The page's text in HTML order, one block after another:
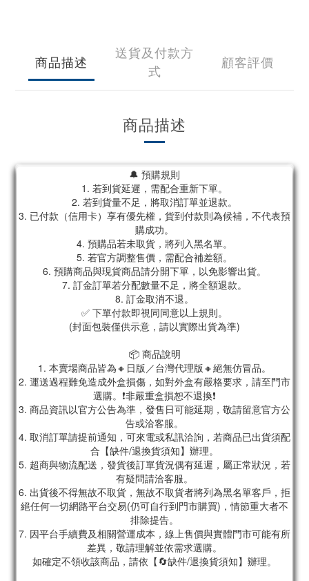
商品描述
送貨及付款方
式
顧客評價
商品描述
🔔 預購規則
1. 若到貨延遲，需配合重新下單。
2. 若到貨量不足，將取消訂單並退款。
3. 已付款（信用卡）享有優先權，貨到付款則為候補，不代表預
購成功。
4. 預購品若未取貨，將列入黑名單。
5. 若官方調整售價，需配合補差額。
6. 預購商品與現貨商品請分開下單，以免影響出貨。
7. 訂金訂單若分配數量不足，將全額退款。
8. 訂金取消不退。
✅ 下單付款即視同同意以上規則。
(封面包裝僅供示意，請以實際出貨為準)
📦 商品說明
1. 本賣場商品皆為🔸日版／台灣代理版🔸絕無仿冒品。
2. 運送過程難免造成外盒損傷，如對外盒有嚴格要求，請至門市
選購。❗非嚴重盒損恕不退換❗
3. 商品資訊以官方公告為準，發售日可能延期，敬請留意官方公
告或洽客服。
4. 取消訂單請提前通知，可來電或私訊洽詢，若商品已出貨須配
合【缺件/退換貨須知】辦理。
5. 超商與物流配送，發貨後訂單貨況偶有延遲，屬正常狀況，若
有疑問請洽客服。
6. 出貨後不得無故不取貨，無故不取貨者將列為黑名單客戶，拒
絕任何一切網路平台交易(仍可自行到門市購買)，情節重大者不
排除提告。
7. 因平台手續費及相關營運成本，線上售價與實體門市可能有所
差異，敬請理解並依需求選購。
如確定不領收該商品，請依【🔄缺件/退換貨須知】辦理。